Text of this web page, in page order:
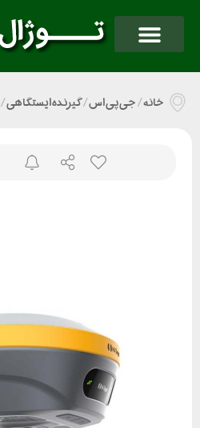
خانه/جی پی اس/گیرنده ایستگاهی/